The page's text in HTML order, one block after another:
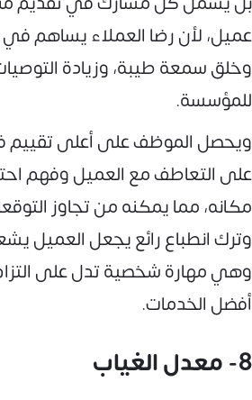
عميل، لأن رضا العملاء يساهم في
وخلق سمعة طيبة، وزيادة
للمؤسسة.
ويحصل الموظف على أعلى تقييم
على التعاطف مع العميل وفهم
مكانه، مما يمكنه من تجاوز
وترك انطباع رائع يجعل العميل
وهي مهارة شخصية تدل على
أفضل الخدمات.
8- معدل الغياب